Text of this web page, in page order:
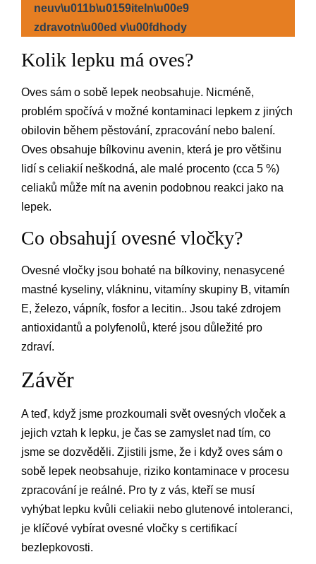
neuv\u011b\u0159iteln\u00e9
zdravotn\u00ed v\u00fdhody
Kolik lepku má oves?
Oves sám o sobě lepek neobsahuje. Nicméně,
problém spočívá v možné kontaminaci lepkem z jiných
obilovin během pěstování, zpracování nebo balení.
Oves obsahuje bílkovinu avenin, která je pro většinu
lidí s celiakií neškodná, ale malé procento (cca 5 %)
celiaků může mít na avenin podobnou reakci jako na
lepek.
Co obsahují ovesné vločky?
Ovesné vločky jsou bohaté na bílkoviny, nenasycené
mastné kyseliny, vlákninu, vitamíny skupiny B, vitamín
E, železo, vápník, fosfor a lecitin.. Jsou také zdrojem
antioxidantů a polyfenolů, které jsou důležité pro
zdraví.
Závěr
A teď, když jsme prozkoumali svět ovesných vloček a
jejich vztah k lepku, je čas se zamyslet nad tím, co
jsme se dozvěděli. Zjistili jsme, že i když oves sám o
sobě lepek neobsahuje, riziko kontaminace v procesu
zpracování je reálné. Pro ty z vás, kteří se musí
vyhýbat lepku kvůli celiakii nebo glutenové intoleranci,
je klíčové vybírat ovesné vločky s certifikací
bezlepkovosti.